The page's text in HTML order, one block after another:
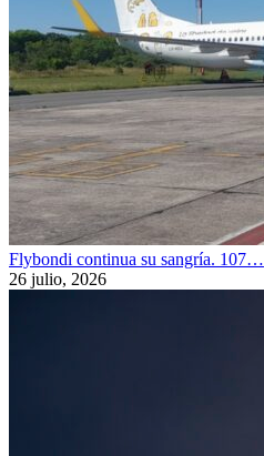
Flybondi continua su sangría. 107…
26 julio, 2026